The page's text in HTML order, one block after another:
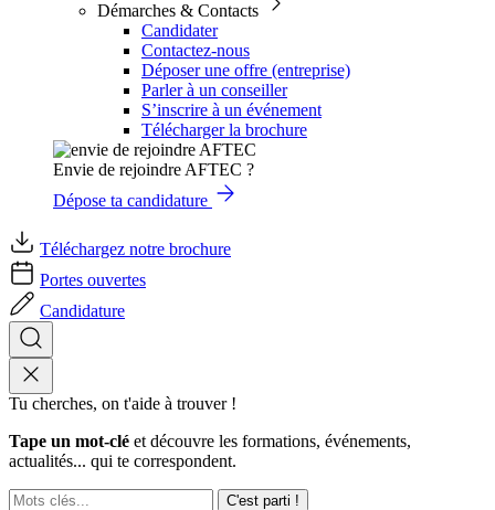
Démarches & Contacts
Candidater
Contactez-nous
Déposer une offre (entreprise)
Parler à un conseiller
S’inscrire à un événement
Télécharger la brochure
Envie de rejoindre AFTEC ?
Dépose ta candidature
Téléchargez notre brochure
Portes ouvertes
Candidature
Tu cherches, on t'aide à trouver !
Tape un mot-clé et découvre les formations, événements,
actualités... qui te correspondent.
C'est parti !